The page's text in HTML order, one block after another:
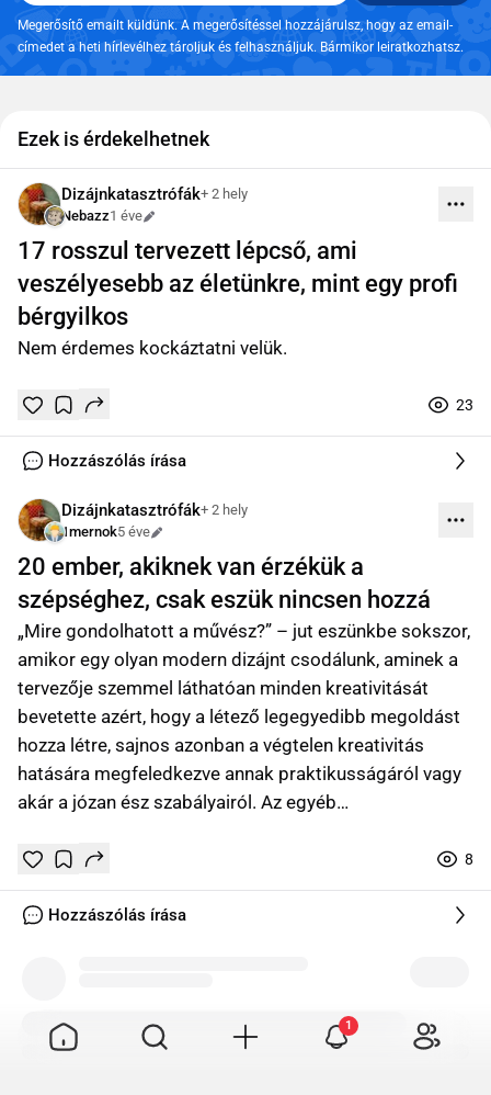
Megerősítő emailt küldünk. A megerősítéssel hozzájárulsz, hogy az email-
címedet a heti hírlevélhez tároljuk és felhasználjuk. Bármikor leiratkozhatsz.
Ezek is érdekelhetnek
Dizájnkatasztrófák+ 2 hely
Nebazz1 éve
Szerkesztve
17 rosszul tervezett lépcső, ami
veszélyesebb az életünkre, mint egy profi
bérgyilkos
Nem érdemes kockáztatni velük.
TetszikMentés
0
23
0 online
Hozzászólás írása
Dizájnkatasztrófák+ 2 hely
1mernok5 éve
Szerkesztve
20 ember, akiknek van érzékük a
szépséghez, csak eszük nincsen hozzá
„Mire gondolhatott a művész?” – jut eszünkbe sokszor,
amikor egy olyan modern dizájnt csodálunk, aminek a
tervezője szemmel láthatóan minden kreativitását
bevetette azért, hogy a létező legegyedibb megoldást
hozza létre, sajnos azonban a végtelen kreativitás
hatására megfeledkezve annak praktikusságáról vagy
akár a józan ész szabályairól. Az egyéb…
TetszikMentés
0
8
0 online
Hozzászólás írása
1